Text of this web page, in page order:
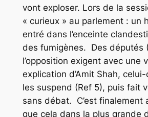
vont exploser. Lors de la
« curieux » au parlement : un
entré dans l’enceinte
des fumigènes. Des députés
l’opposition exigent avec une
explication d’Amit Shah, celui-
les suspend (Ref 5), puis fait
sans débat. C’est finalement
que cela dans la plus grande